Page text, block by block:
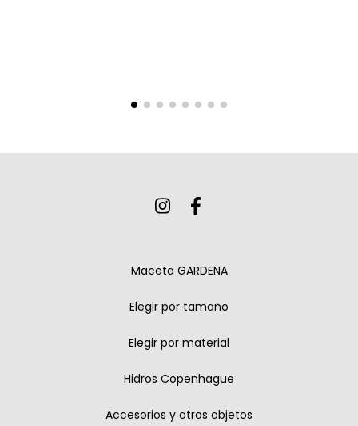
Maceta GARDENA
Elegir por tamaño
Elegir por material
Hidros Copenhague
Accesorios y otros objetos